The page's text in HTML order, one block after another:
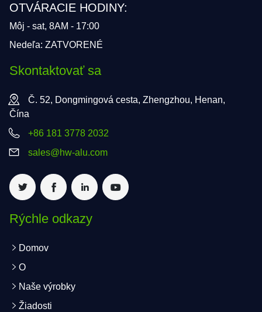
OTVÁRACIE HODINY:
Môj - sat, 8AM - 17:00
Nedeľa: ZATVORENÉ
Skontaktovať sa
Č. 52, Dongmingová cesta, Zhengzhou, Henan,
Čína
+86 181 3778 2032
sales@hw-alu.com
Rýchle odkazy
Domov
O
Naše výrobky
Žiadosti